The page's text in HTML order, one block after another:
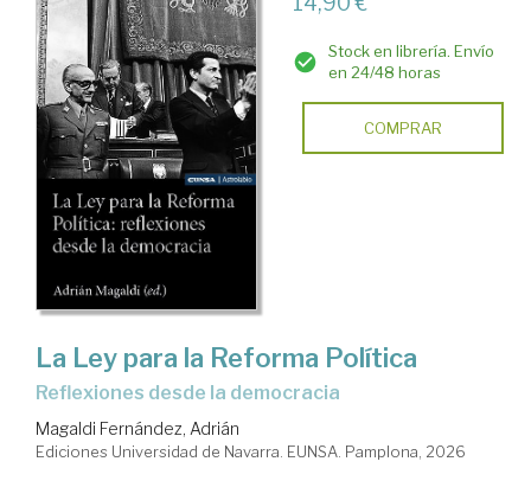
Stock en librería. Envío
en 24/48 horas
COMPRAR
La Ley para la Reforma Política
reflexiones desde la democracia
Magaldi Fernández, Adrián
Ediciones Universidad de Navarra. EUNSA. Pamplona, 2026